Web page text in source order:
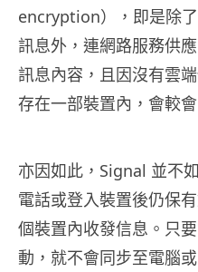
encryption），即是除
訊息外，連網路服務供
訊息內容，且因沒有雲
存在一部裝置內，會較會
亦因如此，Signal 並不
電話或登入裝置後仍保
個裝置內收發信息。只
動，就不會同步至電腦